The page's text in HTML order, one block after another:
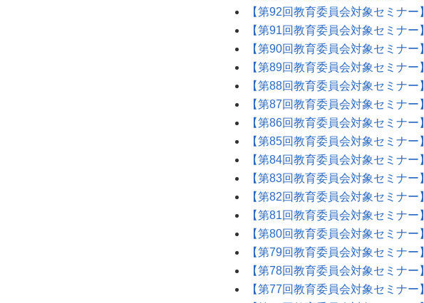
【第92回教育委員会対象セミナ
【第91回教育委員会対象セミナ
【第90回教育委員会対象セミナ
【第89回教育委員会対象セミナ
【第88回教育委員会対象セミナ
【第87回教育委員会対象セミナ
【第86回教育委員会対象セミナ
【第85回教育委員会対象セミナ
【第84回教育委員会対象セミナ
【第83回教育委員会対象セミナ
【第82回教育委員会対象セミナ
【第81回教育委員会対象セミナ
【第80回教育委員会対象セミナ
【第79回教育委員会対象セミナ
【第78回教育委員会対象セミナ
【第77回教育委員会対象セミナ